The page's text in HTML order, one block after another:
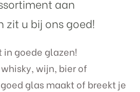
aan
zit u bij ons goed!
in goede glazen!
wijn, bier of
glas maakt of breekt je